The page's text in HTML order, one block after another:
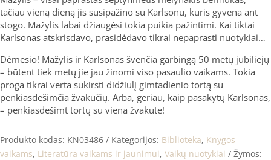
tačiau vieną dieną jis susipažino su Karlsonu, kuris gyvena ant
stogo. Mažylis labai džiaugėsi tokia puikia pažintimi. Kai tiktai
Karlsonas atskrisdavo, prasidėdavo tikrai nepaprasti nuotykiai…
Dėmesio! Mažylis ir Karlsonas švenčia garbingą 50 metų jubiliejų
– būtent tiek metų jie jau žinomi viso pasaulio vaikams. Tokia
proga tikrai verta sukirsti didžiulį gimtadienio tortą su
penkiasdešimčia žvakučių. Arba, geriau, kaip pasakytų Karlsonas,
– penkiasdešimt tortų su viena žvakute!
Produkto kodas: KN03486 Kategorijos: Biblioteka, Knygos
vaikams, Literatūra vaikams ir jaunimui, Vaikų nuotykiai
Žymos: